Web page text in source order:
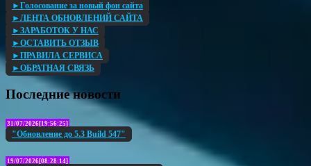
►Голосование за новый фон сайта
►ЛЕНТА ОБНОВЛЕНИЙ САЙТА
►ЗАРАБОТОК У НАС
►ОСТАВИТЬ ОТЗЫВ
►ПРАВИЛА СЕРВИСА
►ОБРАТНАЯ СВЯЗЬ
Последние новости
31/07/2026[19:56:25]
"Обновление до 5.3 Build 547"
19/07/2026[08:28:14]